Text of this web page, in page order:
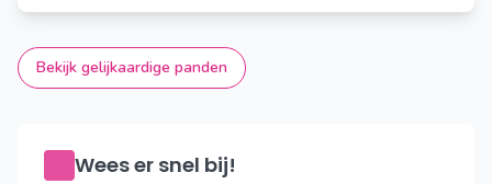
Bekijk gelijkaardige panden
Wees er snel bij!